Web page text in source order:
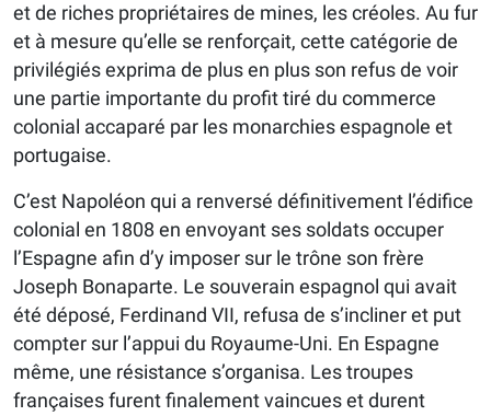
et de riches propriétaires de mines, les créoles. Au fur
et à mesure qu’elle se renforçait, cette catégorie de
privilégiés exprima de plus en plus son refus de voir
une partie importante du profit tiré du commerce
colonial accaparé par les monarchies espagnole et
portugaise.
C’est Napoléon qui a renversé définitivement l’édifice
colonial en 1808 en envoyant ses soldats occuper
l’Espagne afin d’y imposer sur le trône son frère
Joseph Bonaparte. Le souverain espagnol qui avait
été déposé, Ferdinand VII, refusa de s’incliner et put
compter sur l’appui du Royaume-Uni. En Espagne
même, une résistance s’organisa. Les troupes
françaises furent finalement vaincues et durent